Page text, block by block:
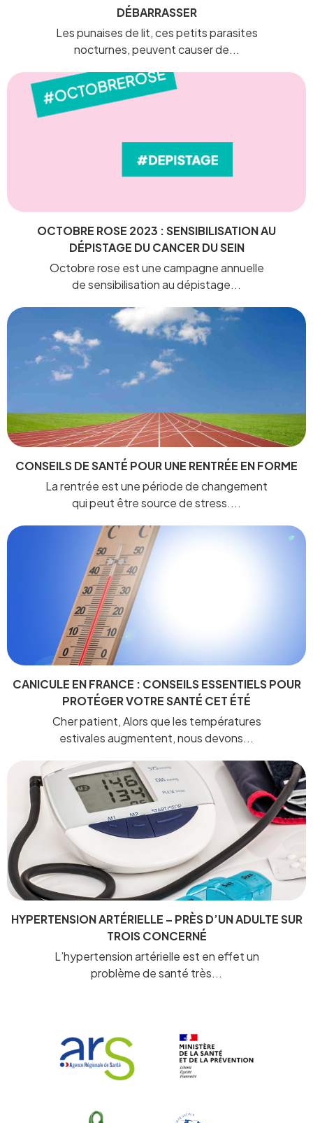
DÉBARRASSER
Les punaises de lit, ces petits parasites
nocturnes, peuvent causer de...
OCTOBRE ROSE 2023 : SENSIBILISATION AU
DÉPISTAGE DU CANCER DU SEIN
Octobre rose est une campagne annuelle
de sensibilisation au dépistage...
CONSEILS DE SANTÉ POUR UNE RENTRÉE EN FORME
La rentrée est une période de changement
qui peut être source de stress....
CANICULE EN FRANCE : CONSEILS ESSENTIELS POUR
PROTÉGER VOTRE SANTÉ CET ÉTÉ
Cher patient, Alors que les températures
estivales augmentent, nous devons...
HYPERTENSION ARTÉRIELLE – PRÈS D’UN ADULTE SUR
TROIS CONCERNÉ
L’hypertension artérielle est en effet un
problème de santé très...